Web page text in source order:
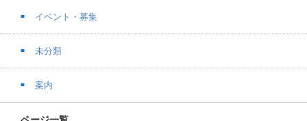
イベント・募集
未分類
案内